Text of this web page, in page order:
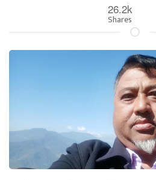
26.2k
Shares